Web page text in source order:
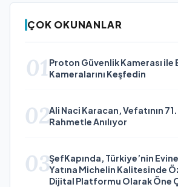
ÇOK OKUNANLAR
01 Proton Güvenlik Kamerası ile
Kameralarını Keşfedin
02Ali Naci Karacan, Vefatının 71.
Rahmetle Anılıyor
03ŞefKapında, Türkiye’nin
Yatına Michelin Kalitesinde
Dijital Platformu Olarak Öne